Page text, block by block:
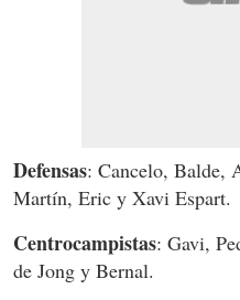
Defensas: Cancelo, Balde,
Martín, Eric y Xavi Espart.
Centrocampistas: Gavi,
de Jong y Bernal.